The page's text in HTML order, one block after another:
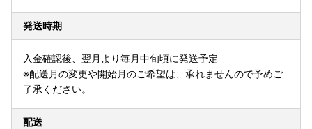
発送時期
入金確認後、翌月より毎月中旬頃に発送予定
※配送月の変更や開始月のご希望は、承れませんので予めご
了承ください。
配送